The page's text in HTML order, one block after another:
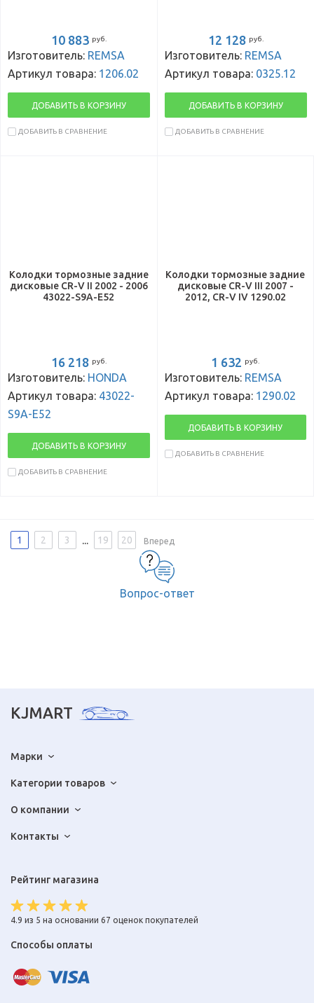
10 883 руб.
Изготовитель: REMSA
Артикул товара: 1206.02
ДОБАВИТЬ В КОРЗИНУ
ДОБАВИТЬ В СРАВНЕНИЕ
12 128 руб.
Изготовитель: REMSA
Артикул товара: 0325.12
ДОБАВИТЬ В КОРЗИНУ
ДОБАВИТЬ В СРАВНЕНИЕ
Колодки тормозные задние
дисковые CR-V II 2002 - 2006
43022-S9A-E52
16 218 руб.
Изготовитель: HONDA
Артикул товара: 43022-
S9A-E52
ДОБАВИТЬ В КОРЗИНУ
ДОБАВИТЬ В СРАВНЕНИЕ
Колодки тормозные задние
дисковые CR-V III 2007 -
2012, CR-V IV 1290.02
1 632 руб.
Изготовитель: REMSA
Артикул товара: 1290.02
ДОБАВИТЬ В КОРЗИНУ
ДОБАВИТЬ В СРАВНЕНИЕ
1 2 3 ... 19 20 Вперед
Вопрос-ответ
KJMART
Марки
Категории товаров
О компании
Контакты
Рейтинг магазина
4.9 из 5 на основании 67 оценок покупателей
Способы оплаты